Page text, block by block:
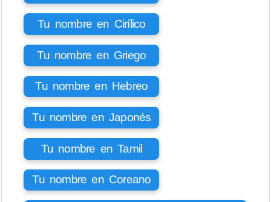
Tu nombre en Cirílico
Tu nombre en Griego
Tu nombre en Hebreo
Tu nombre en Japonés
Tu nombre en Tamil
Tu nombre en Coreano